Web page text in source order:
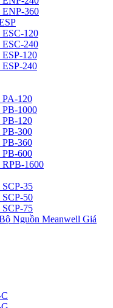
360
120
240
120
240
120
1000
120
300
360
600
1600
35
50
75
Nguồn Meanwell Giá